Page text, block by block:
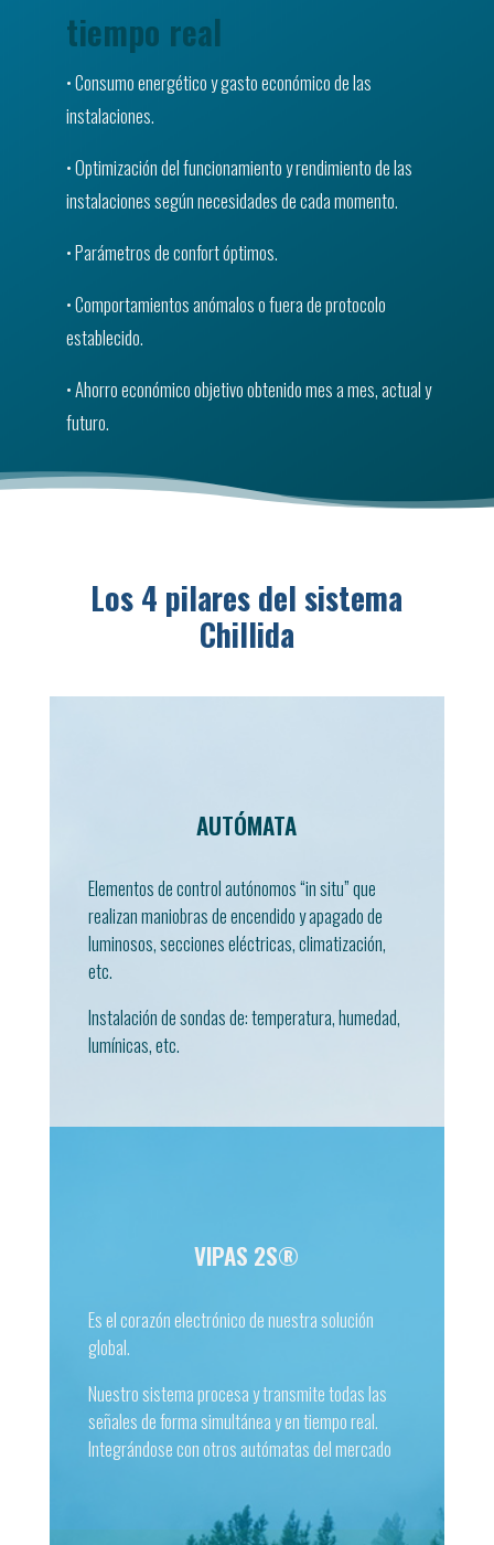
tiempo real
• Consumo energético y gasto económico de las
instalaciones.
• Optimización del funcionamiento y rendimiento de las
instalaciones según necesidades de cada momento.
• Parámetros de confort óptimos.
• Comportamientos anómalos o fuera de protocolo
establecido.
• Ahorro económico objetivo obtenido mes a mes, actual y
futuro.
Los 4 pilares del sistema
Chillida
AUTÓMATA
Elementos de control autónomos “in situ” que
realizan maniobras de encendido y apagado de
luminosos, secciones eléctricas, climatización,
etc.
Instalación de sondas de: temperatura, humedad,
lumínicas, etc.
AUTÓMATA
VIPAS 2S®
Es el corazón electrónico de nuestra solución
global.
Nuestro sistema procesa y transmite todas las
señales de forma simultánea y en tiempo real.
Integrándose con otros autómatas del mercado
DESCARGAR